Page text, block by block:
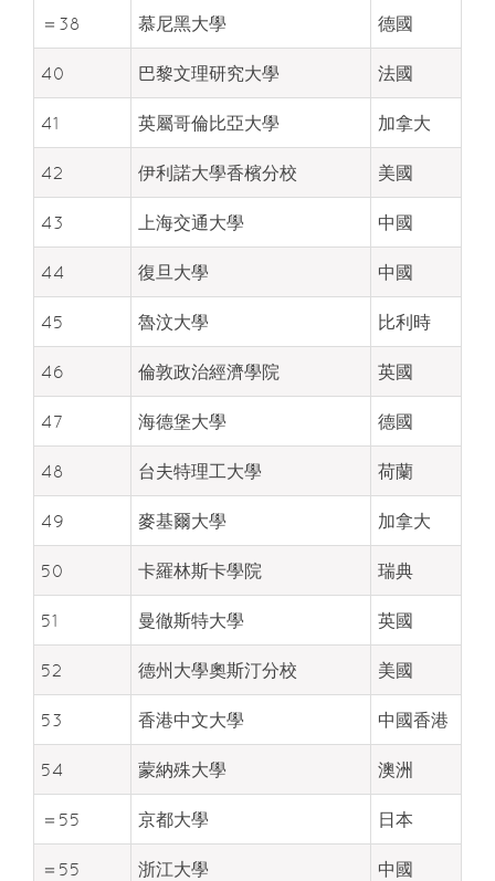
＝38 慕尼黑大學 德國
40 巴黎文理研究大學 法國
41 英屬哥倫比亞大學 加拿大
42 伊利諾大學香檳分校 美國
43 上海交通大學 中國
44 復旦大學 中國
45 魯汶大學 比利時
46 倫敦政治經濟學院 英國
47 海德堡大學 德國
48 台夫特理工大學 荷蘭
49 麥基爾大學 加拿大
50 卡羅林斯卡學院 瑞典
51 曼徹斯特大學 英國
52 德州大學奧斯汀分校 美國
53 香港中文大學 中國香港
54 蒙納殊大學 澳洲
＝55 京都大學 日本
＝55 浙江大學 中國